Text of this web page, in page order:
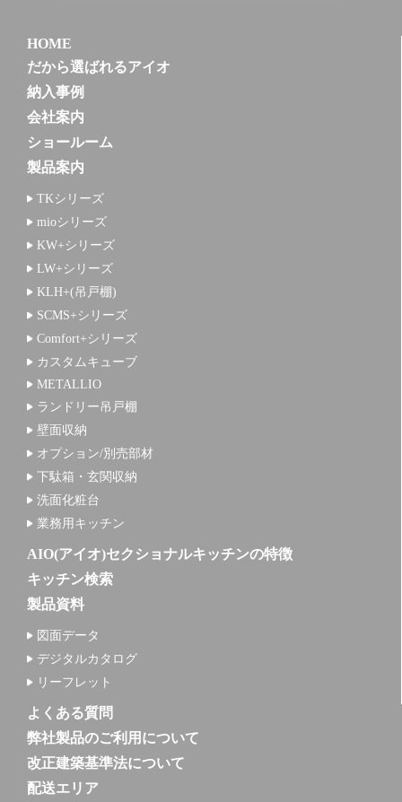
HOME
だから選ばれるアイオ
納入事例
会社案内
ショールーム
製品案内
TKシリーズ
mioシリーズ
KW+シリーズ
LW+シリーズ
KLH+(吊戸棚)
SCMS+シリーズ
Comfort+シリーズ
カスタムキューブ
METALLIO
ランドリー吊戸棚
壁面収納
オプション/別売部材
下駄箱・玄関収納
洗面化粧台
業務用キッチン
AIO(アイオ)セクショナルキッチンの特徴
キッチン検索
製品資料
図面データ
デジタルカタログ
リーフレット
よくある質問
弊社製品のご利用について
改正建築基準法について
配送エリア